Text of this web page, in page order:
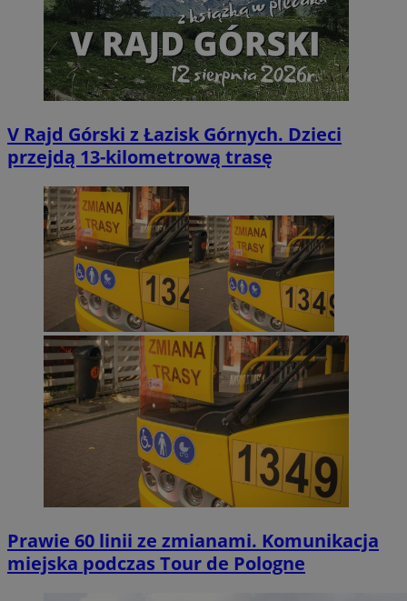
V Rajd Górski z Łazisk Górnych. Dzieci
przejdą 13-kilometrową trasę
Prawie 60 linii ze zmianami. Komunikacja
miejska podczas Tour de Pologne